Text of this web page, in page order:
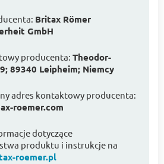
Britax Römer
GmbH
producenta: Theodor-
89340 Leipheim; Niemcy
adres kontaktowy producenta:
roemer.com
dotyczące
produktu i instrukcje na
roemer.pl